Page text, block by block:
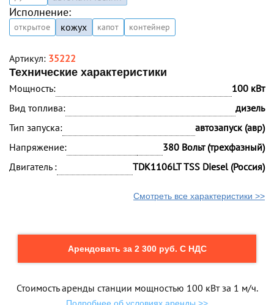
Исполнение:
открытое кожух капот контейнер
Артикул: 35222
Технические характеристики
Мощность:
100 кВт
Вид топлива:
дизель
Тип запуска:
автозапуск (авр)
Напряжение:
380 Вольт (трехфазный)
Двигатель :
TDK1106LT TSS Diesel (Россия)
Смотреть все характеристики >>
Арендовать за 2 300 руб. С НДС
Стоимость аренды станции мощностью 100 кВт за 1 м/ч.